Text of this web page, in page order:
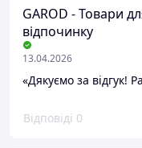
GAROD - Товари
відпочинку
13.04.2026
«Дякуємо за відгук!
Відповіді 0